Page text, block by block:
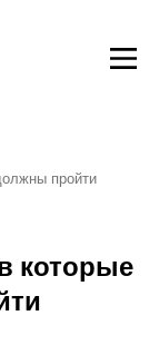
пройти
которые